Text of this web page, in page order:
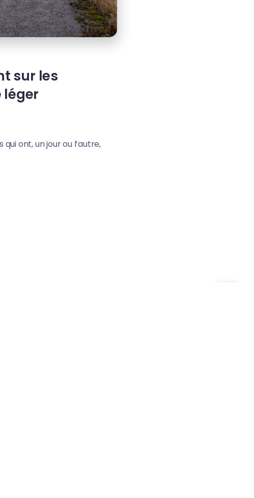
sur les
ont, un jour ou l’autre,